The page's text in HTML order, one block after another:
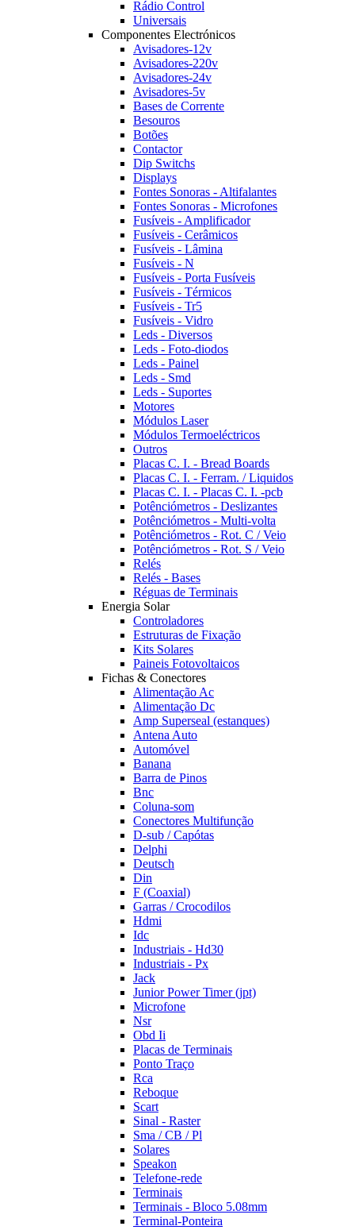
Rádio Control
Universais
Componentes Electrónicos
Avisadores-12v
Avisadores-220v
Avisadores-24v
Avisadores-5v
Bases de Corrente
Besouros
Botões
Contactor
Dip Switchs
Displays
Fontes Sonoras - Altifalantes
Fontes Sonoras - Microfones
Fusíveis - Amplificador
Fusíveis - Cerâmicos
Fusíveis - Lâmina
Fusíveis - N
Fusíveis - Porta Fusíveis
Fusíveis - Térmicos
Fusíveis - Tr5
Fusíveis - Vidro
Leds - Diversos
Leds - Foto-diodos
Leds - Painel
Leds - Smd
Leds - Suportes
Motores
Módulos Laser
Módulos Termoeléctricos
Outros
Placas C. I. - Bread Boards
Placas C. I. - Ferram. / Liquidos
Placas C. I. - Placas C. I. -pcb
Potênciómetros - Deslizantes
Potênciómetros - Multi-volta
Potênciómetros - Rot. C / Veio
Potênciómetros - Rot. S / Veio
Relés
Relés - Bases
Réguas de Terminais
Energia Solar
Controladores
Estruturas de Fixação
Kits Solares
Paineis Fotovoltaicos
Fichas & Conectores
Alimentação Ac
Alimentação Dc
Amp Superseal (estanques)
Antena Auto
Automóvel
Banana
Barra de Pinos
Bnc
Coluna-som
Conectores Multifunção
D-sub / Capótas
Delphi
Deutsch
Din
F (Coaxial)
Garras / Crocodilos
Hdmi
Idc
Industriais - Hd30
Industriais - Px
Jack
Junior Power Timer (jpt)
Microfone
Nsr
Obd Ii
Placas de Terminais
Ponto Traço
Rca
Reboque
Scart
Sinal - Raster
Sma / CB / Pl
Solares
Speakon
Telefone-rede
Terminais
Terminais - Bloco 5.08mm
Terminal-Ponteira